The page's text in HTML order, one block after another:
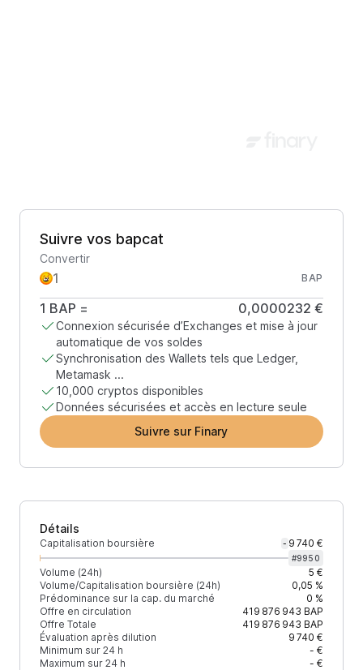
Suivre vos bapcat
Convertir
BAP
1 BAP = 0,0000232 €
Connexion sécurisée d’Exchanges et mise à jour
automatique de vos soldes
Synchronisation des Wallets tels que Ledger,
Metamask ...
10,000 cryptos disponibles
Données sécurisées et accès en lecture seule
Suivre sur Finary
Détails
Capitalisation boursière - 9 740 €
#9950
Volume (24h)
5 €
Volume/Capitalisation boursière (24h)
0,05 %
Prédominance sur la cap. du marché
0 %
Offre en circulation
419 876 943 BAP
Offre Totale
419 876 943 BAP
Évaluation après dilution
9 740 €
Minimum sur 24 h
- €
Maximum sur 24 h
- €